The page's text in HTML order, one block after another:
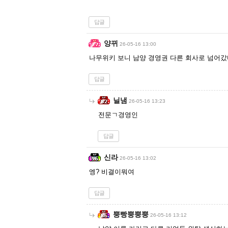
답글
양뀌 26-05-16 13:00
나무위키 보니 남양 경영권 다른 회사로 넘어
답글
닐냄 26-05-16 13:23
전문ㄱ경영인
답글
신라 26-05-16 13:02
엥? 비결이뭐여
답글
뿡빵뿡뿡뿡 26-05-16 13:12